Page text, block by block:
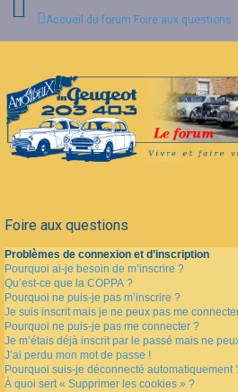
Connexion
Inscription
Accueil du forum Foire aux questions
Foire aux questions
Problèmes de connexion et d’inscription
Pourquoi ai-je besoin de m’inscrire ?
Qu’est-ce que la COPPA ?
Pourquoi ne puis-je pas m’inscrire ?
Je suis inscrit mais je ne peux pas me
Pourquoi ne puis-je pas me connecter ?
Je m’étais déjà inscrit par le passé mais ne
J’ai perdu mon mot de passe !
Pourquoi suis-je déconnecté automatiquement
À quoi sert « Supprimer les cookies » ?